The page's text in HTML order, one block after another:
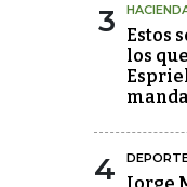
3
Estos
los
4
Jorge